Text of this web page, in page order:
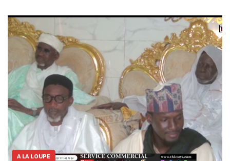
A LA LOUPE